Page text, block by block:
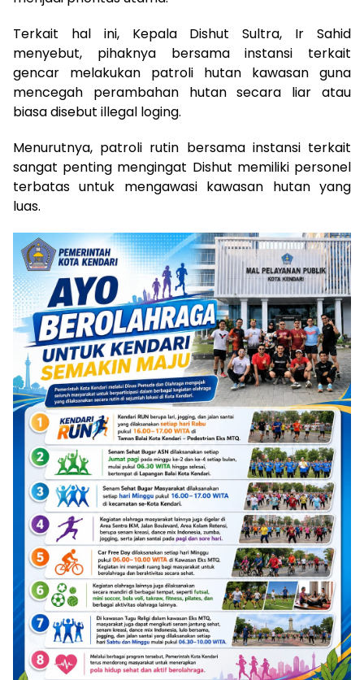
Terkait hal ini, Kepala Dishut Sultra, Ir Sahid
menyebut, pihaknya bersama instansi terkait
gencar melakukan patroli hutan kawasan guna
mencegah perambahan hutan secara liar atau
biasa disebut illegal loging.
Menurutnya, patroli rutin bersama instansi terkait
sangat penting mengingat Dishut memiliki personel
terbatas untuk mengawasi kawasan hutan yang
luas.